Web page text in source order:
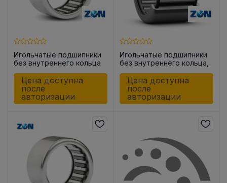
Игольчатые подшипники
без внутреннего кольца
HK0912
Цена доступна
после
авторизации
Игольчатые подшипники
без внутреннего кольца,
закрытые с одной
стороны BK0810
Цена доступна
после
авторизации